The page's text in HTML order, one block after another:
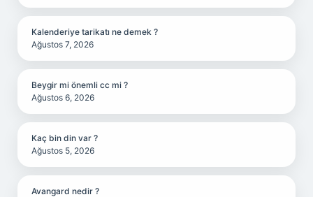
Kalenderiye tarikatı ne demek ?
Ağustos 7, 2026
Beygir mi önemli cc mi ?
Ağustos 6, 2026
Kaç bin din var ?
Ağustos 5, 2026
Avangard nedir ?